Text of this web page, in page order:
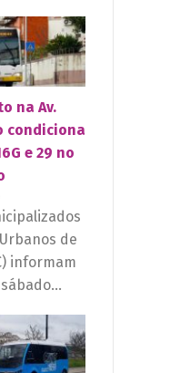
na Av.
condiciona
e 29 no
de
informam